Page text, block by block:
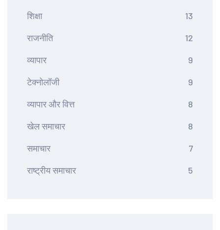
शिक्षा 13
राजनीति 12
व्यापार 9
टेक्नोलॉजी 9
व्यापार और वित्त 8
खेल समाचार 8
समाचार 7
राष्ट्रीय समाचार 5